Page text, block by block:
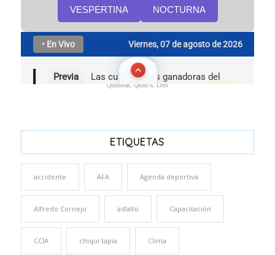
Quinielas, Quini 6, Loto
ETIQUETAS
accidente AFA Agenda deportiva
Alfredo Cornejo asfalto Capacitación
CCIA chiqui tapia Clima